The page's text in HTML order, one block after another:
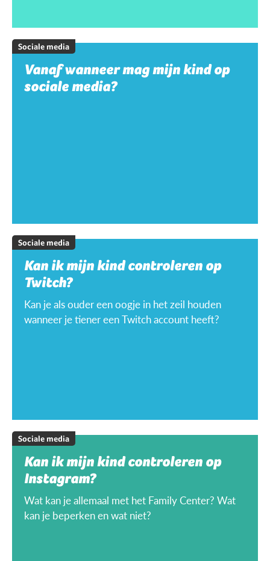
Sociale media
Vanaf wanneer mag mijn kind op
sociale media?
Sociale media
Kan ik mijn kind controleren op
Twitch?
Kan je als ouder een oogje in het zeil houden
wanneer je tiener een Twitch account heeft?
Sociale media
Kan ik mijn kind controleren op
Instagram?
Wat kan je allemaal met het Family Center? Wat
kan je beperken en wat niet?